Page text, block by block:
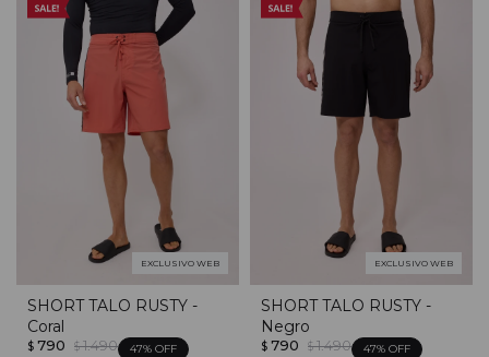
EXCLUSIVO WEB
SHORT TALO RUSTY -
Coral
$ 790 $ 1.490 47
EXCLUSIVO WEB
SHORT TALO RUSTY -
Negro
$ 790 $ 1.490 47